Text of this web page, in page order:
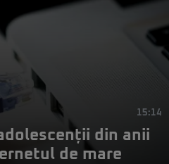
15:14
din anii
de mare